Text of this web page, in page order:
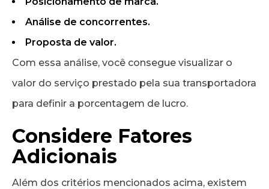
Análise de concorrentes.
Proposta de valor.
Com essa análise, você consegue visualizar o
valor do serviço prestado pela sua transportadora
para definir a porcentagem de lucro.
Considere Fatores
Adicionais
Além dos critérios mencionados acima, existem